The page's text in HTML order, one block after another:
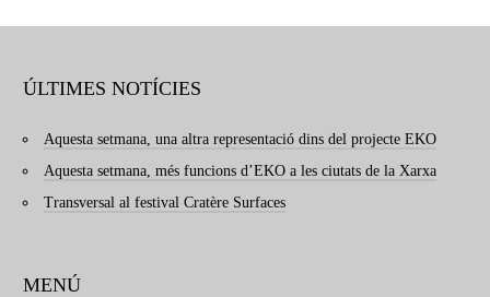
ÚLTIMES NOTÍCIES
Aquesta setmana, una altra representació dins del projecte EKO
Aquesta setmana, més funcions d’EKO a les ciutats de la Xarxa
Transversal al festival Cratère Surfaces
MENÚ